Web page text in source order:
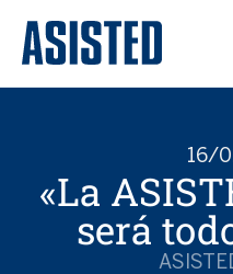
16/
«La
será